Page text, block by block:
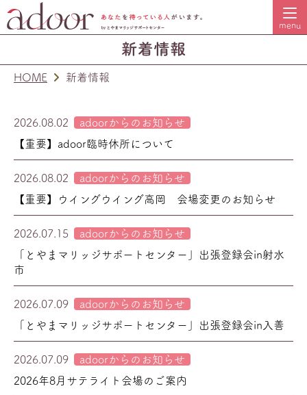
HOME 新着情報
2026.08.02
adoorからのお知らせ
【重要】adoor臨時休所について
2026.08.02
adoorからのお知らせ
【重要】ウイングウイング高岡 会場変更のお知らせ
2026.07.15
adoorからのお知らせ
「とやまマリッジサポートセンター」出張登録会in射水
市
2026.07.09
adoorからのお知らせ
「とやまマリッジサポートセンター」出張登録会in入善
2026.07.09
adoorからのお知らせ
2026年8月サテライト会場のご案内